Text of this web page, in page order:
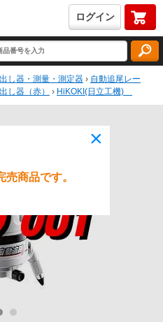
ログイン
し器・測量・測定器 › 自動追尾レー
し器（赤） › HiKOKI(日立工機)
×
売商品です。